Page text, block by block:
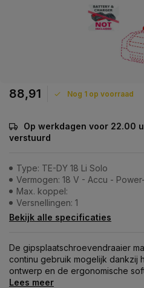
88,91 Nog 1 op voorraad
Op werkdagen voor 22.00
verstuurd
Type: TE-DY 18 Li Solo
Vermogen: 18 V - Accu -
Max. koppel:
Versnellingen: 1
Bekijk alle specificaties
De gipsplaatschroevendraaier
continu gebruik mogelijk dankzij
ontwerp en de ergonomische
Lees meer